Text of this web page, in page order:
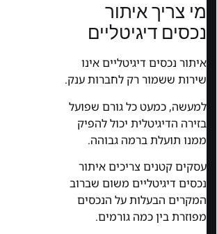
מי צריך איתור
נכסים דיגיטליים
איתור נכסים דיגיטליים אינו
שירות ששמור רק לחברות ענק.
למעשה, כמעט כל גורם שפועל
בזירה הדיגיטלית יכול להפיק
ממנו תועלת ברמה גבוהה.
עסקים קטנים צריכים איתור
נכסים דיגיטליים משום שברוב
המקרים הבעלות על הנכסים
מפוזרת בין כמה גורמים.